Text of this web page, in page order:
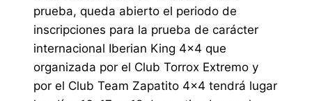
prueba, queda abierto el periodo de
inscripciones para la prueba de carácter
internacional Iberian King 4×4 que
organizada por el Club Torrox Extremo y
por el Club Team Zapatito 4×4 tendrá lugar